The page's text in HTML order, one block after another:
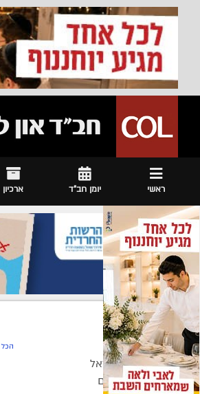
ראשי יומן חב"ד ארכיון
חדשות
רדיו COL הכל
חב"ד בישראל
חב"ד בעולם